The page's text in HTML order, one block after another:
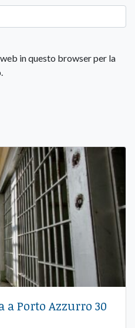
in questo browser per la
a Porto Azzurro 30